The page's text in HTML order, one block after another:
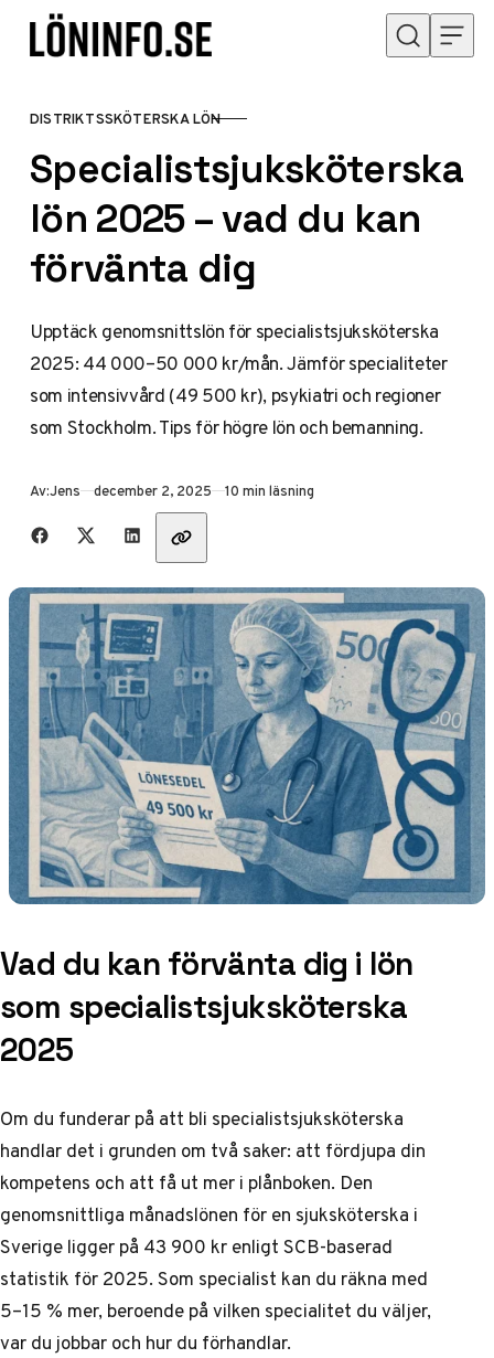
Hoppa till innehåll
KATEGORI
DISTRIKTSSKÖTERSKA LÖN
Specialistsjuksköterska
lön 2025 – vad du kan
förvänta dig
Upptäck genomsnittslön för specialistsjuksköterska
2025: 44 000–50 000 kr/mån. Jämför specialiteter
som intensivvård (49 500 kr), psykiatri och regioner
som Stockholm. Tips för högre lön och bemanning.
Av:Jens Publicerad
december 2, 2025 10 min läsning
Dela med vänner
Vad du kan förvänta dig i lön
som specialistsjuksköterska
2025
Om du funderar på att bli specialistsjuksköterska
handlar det i grunden om två saker: att fördjupa din
kompetens och att få ut mer i plånboken. Den
genomsnittliga månadslönen för en sjuksköterska i
Sverige ligger på 43 900 kr enligt SCB-baserad
statistik för 2025. Som specialist kan du räkna med
5–15 % mer, beroende på vilken specialitet du väljer,
var du jobbar och hur du förhandlar.